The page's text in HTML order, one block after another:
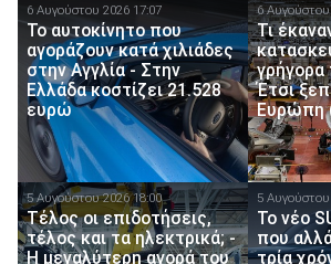
6 Αυγούστου 2026 17:07
To αυτοκίνητο που
αγοράζουν κατά χιλιάδες
στην Αγγλία - Στην
Ελλάδα κοστίζει 21.528
ευρώ
6
Τι
γρήγορα
Έτσι
Ευρώπη
5 Αυγούστου 2026 18:00
Τέλος οι επιδοτήσεις,
τέλος και τα ηλεκτρικά; -
Η μεγαλύτερη αγορά του
5
Το νέο
που
τρία